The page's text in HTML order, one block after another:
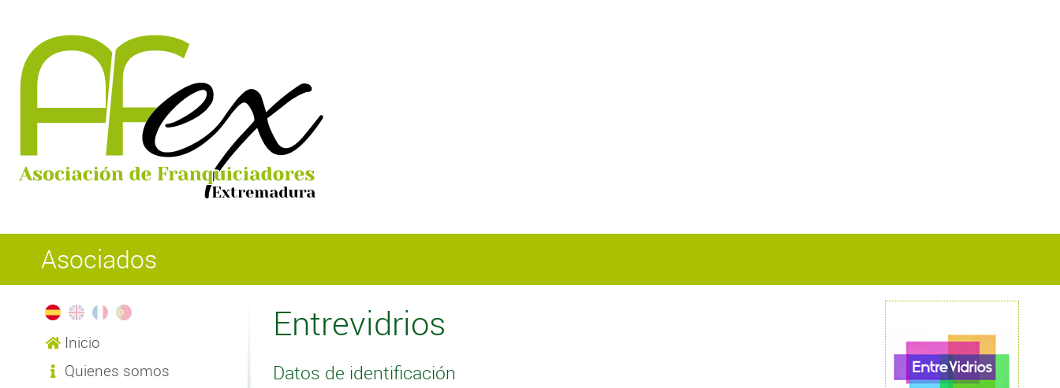
Asociados
Inicio
Quienes somos
Entrevidrios
Datos de identificación